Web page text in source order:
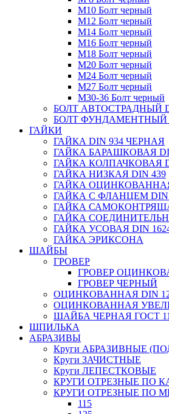
М10 Болт черный
М12 Болт черный
М14 Болт черный
М16 Болт черный
М18 Болт черный
М20 Болт черный
М24 Болт черный
М27 Болт черный
М30-36 Болт черный
БОЛТ АВТОСТРАДНЫЙ
БОЛТ ФУНДАМЕНТНЫЙ
ГАЙКИ
ГАЙКА DIN 934 ЧЕРНАЯ
ГАЙКА БАРАШКОВАЯ
ГАЙКА КОЛПАЧКОВАЯ
ГАЙКА НИЗКАЯ DIN 439
ГАЙКА
ГАЙКА С ФЛАНЦЕМ DIN
ГАЙКА
ГАЙКА
ГАЙКА УСОВАЯ DIN
ГАЙКА ЭРИКСОНА
ШАЙБЫ
ГРОВЕР
ГРОВЕР
ГРОВЕР ЧЕРНЫЙ
ОЦИНКОВАННАЯ DIN
ОЦИНКОВАННАЯ
ШАЙБА ЧЕРНАЯ ГОСТ
ШПИЛЬКА
АБРАЗИВЫ
Круги АБРАЗИВНЫЕ
Круги ЗАЧИСТНЫЕ
Круги ЛЕПЕСТКОВЫЕ
КРУГИ ОТРЕЗНЫЕ ПО
КРУГИ ОТРЕЗНЫЕ ПО
115